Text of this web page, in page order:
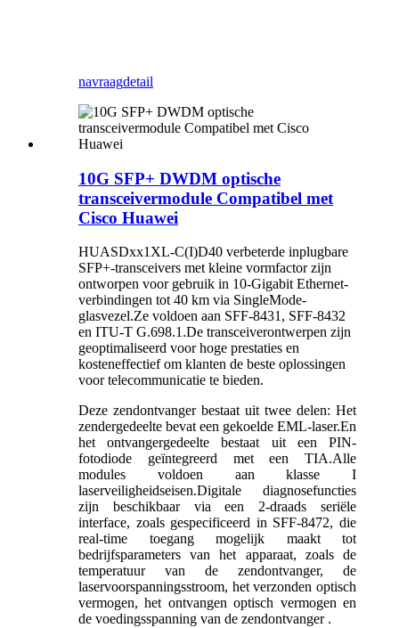
navraagdetail
10G SFP+ DWDM optische
transceivermodule Compatibel met
Cisco Huawei
HUASDxx1XL-C(I)D40 verbeterde inplugbare
SFP+-transceivers met kleine vormfactor zijn
ontworpen voor gebruik in 10-Gigabit Ethernet-
verbindingen tot 40 km via SingleMode-
glasvezel.Ze voldoen aan SFF-8431, SFF-8432
en ITU-T G.698.1.De transceiverontwerpen zijn
geoptimaliseerd voor hoge prestaties en
kosteneffectief om klanten de beste oplossingen
voor telecommunicatie te bieden.
Deze zendontvanger bestaat uit twee delen: Het
zendergedeelte bevat een gekoelde EML-laser.En
het ontvangergedeelte bestaat uit een PIN-
fotodiode geïntegreerd met een TIA.Alle
modules voldoen aan klasse I
laserveiligheidseisen.Digitale diagnosefuncties
zijn beschikbaar via een 2-draads seriële
interface, zoals gespecificeerd in SFF-8472, die
real-time toegang mogelijk maakt tot
bedrijfsparameters van het apparaat, zoals de
temperatuur van de zendontvanger, de
laservoorspanningsstroom, het verzonden optisch
vermogen, het ontvangen optisch vermogen en
de voedingsspanning van de zendontvanger .